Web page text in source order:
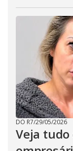
DO R7/29/05/2026
Veja tudo